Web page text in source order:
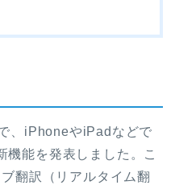
、iPhoneやiPadなどで
能を発表しました。こ
翻訳（リアルタイム翻